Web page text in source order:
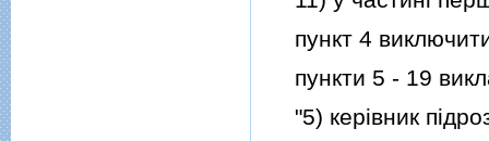
пункт 4
пункти 5 - 19
"5) керiвник